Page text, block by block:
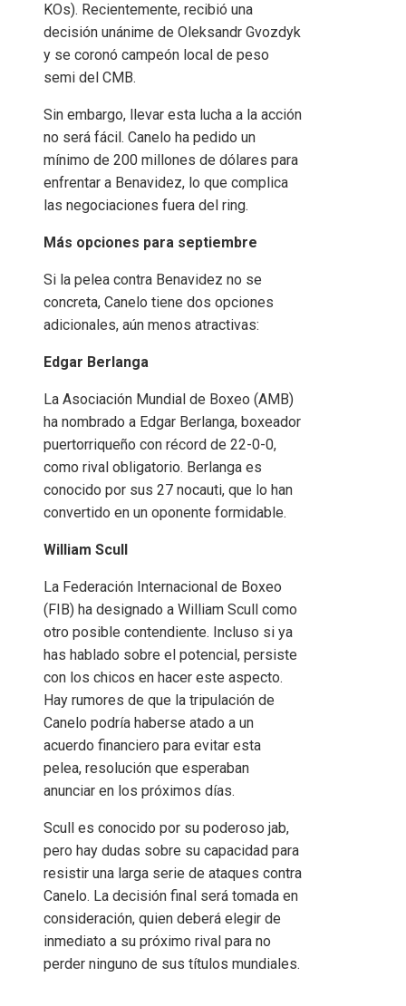
KOs). Recientemente, recibió una
decisión unánime de Oleksandr Gvozdyk
y se coronó campeón local de peso
semi del CMB.
Sin embargo, llevar esta lucha a la acción
no será fácil. Canelo ha pedido un
mínimo de 200 millones de dólares para
enfrentar a Benavidez, lo que complica
las negociaciones fuera del ring.
Más opciones para septiembre
Si la pelea contra Benavidez no se
concreta, Canelo tiene dos opciones
adicionales, aún menos atractivas:
Edgar Berlanga
La Asociación Mundial de Boxeo (AMB)
ha nombrado a Edgar Berlanga, boxeador
puertorriqueño con récord de 22-0-0,
como rival obligatorio. Berlanga es
conocido por sus 27 nocauti, que lo han
convertido en un oponente formidable.
William Scull
La Federación Internacional de Boxeo
(FIB) ha designado a William Scull como
otro posible contendiente. Incluso si ya
has hablado sobre el potencial, persiste
con los chicos en hacer este aspecto.
Hay rumores de que la tripulación de
Canelo podría haberse atado a un
acuerdo financiero para evitar esta
pelea, resolución que esperaban
anunciar en los próximos días.
Scull es conocido por su poderoso jab,
pero hay dudas sobre su capacidad para
resistir una larga serie de ataques contra
Canelo. La decisión final será tomada en
consideración, quien deberá elegir de
inmediato a su próximo rival para no
perder ninguno de sus títulos mundiales.